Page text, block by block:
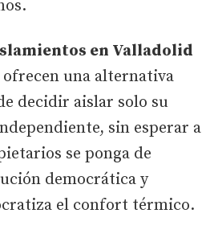
en Valladolid
una alternativa
decidir aislar solo su
sin esperar a
se ponga de
democrática y
el confort térmico.